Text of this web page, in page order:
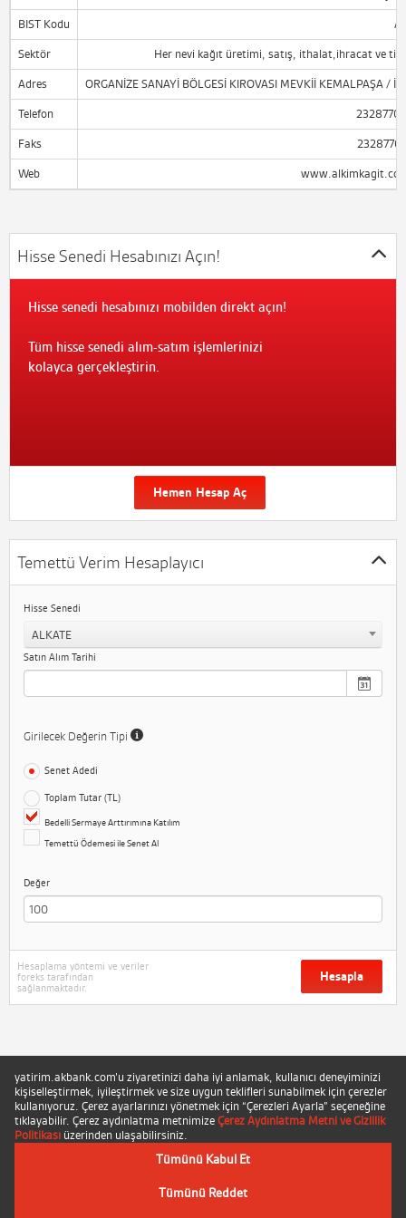
BIST Kodu
Sektör Her nevi kağıt üretimi, satış, ithalat,ihracat ve
Adres ORGANİZE SANAYİ BÖLGESİ KIROVASI MEVKİİ KEMALPAŞA /
Telefon
Faks
Web
Hisse Senedi Hesabınızı Açın!
Hisse senedi hesabınızı mobilden direkt açın!
Tüm hisse senedi alım-satım işlemlerinizi
kolayca gerçekleştirin.
Hemen Hesap Aç
Temettü Verim Hesaplayıcı
Hisse Senedi
ALKATE
Satın Alım Tarihi
Girilecek Değerin Tipi
Senet Adedi
Toplam Tutar (TL)
Bedelli Sermaye Arttırımına Katılım
Temettü Ödemesi ile Senet Al
Değer
Hesaplama yöntemi ve veriler
foreks tarafından
sağlanmaktadır.
Hesapla